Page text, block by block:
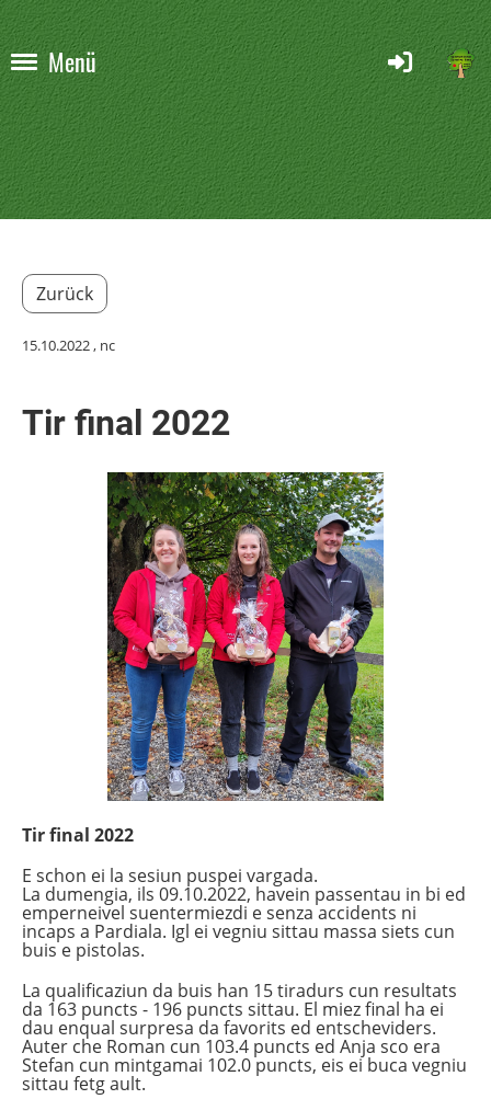
Menü
Zurück
15.10.2022, nc
Tir final 2022
Tir final 2022
E schon ei la sesiun puspei vargada.
La dumengia, ils 09.10.2022, havein passentau in bi ed
emperneivel suentermiezdi e senza accidents ni
incaps a Pardiala. Igl ei vegniu sittau massa siets cun
buis e pistolas.
La qualificaziun da buis han 15 tiradurs cun resultats
da 163 puncts - 196 puncts sittau. El miez final ha ei
dau enqual surpresa da favorits ed entscheviders.
Auter che Roman cun 103.4 puncts ed Anja sco era
Stefan cun mintgamai 102.0 puncts, eis ei buca vegniu
sittau fetg ault.